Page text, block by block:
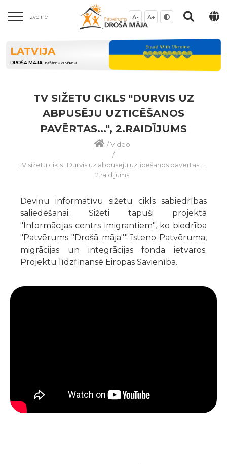
Izvēlne A- A+
LATVIJA
DROŠĀ MĀJA DAŽĀDIEM CILVĒKIEM
TV SIŽETU CIKLS "DURVIS UZ
ABPUSĒJU UZTICĒŠANOS
PAVĒRTAS...", 2.RAIDĪJUMS
/Video
/
TV sižetu cikls "Durvis uz abpusēju uzticēšanos pavērtas...",
2.raidījums
Deviņu informatīvu sižetu cikls sabiedrības
saliedēšanai. Sižeti tapuši projektā
"Informācijas centrs imigrantiem", ko biedrība
"Patvērums "Drošā māja"" īsteno Patvēruma,
migrācijas un integrācijas fonda ietvaros.
Projektu līdzfinansē Eiropas Savienība.